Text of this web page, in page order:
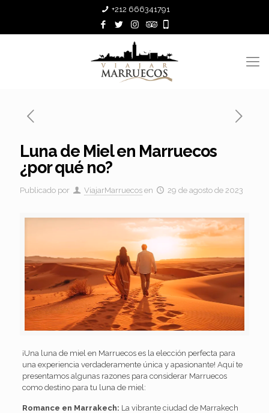
+212 666341791
Luna de Miel en Marruecos
¿por qué no?
Publicado por ViajarMarruecos en 29 de agosto de 2023
¡Una luna de miel en Marruecos es la elección perfecta para
una experiencia verdaderamente única y apasionante! Aquí te
presentamos algunas razones para considerar Marruecos
como destino para tu luna de miel:
Romance en Marrakech: La vibrante ciudad de Marrakech